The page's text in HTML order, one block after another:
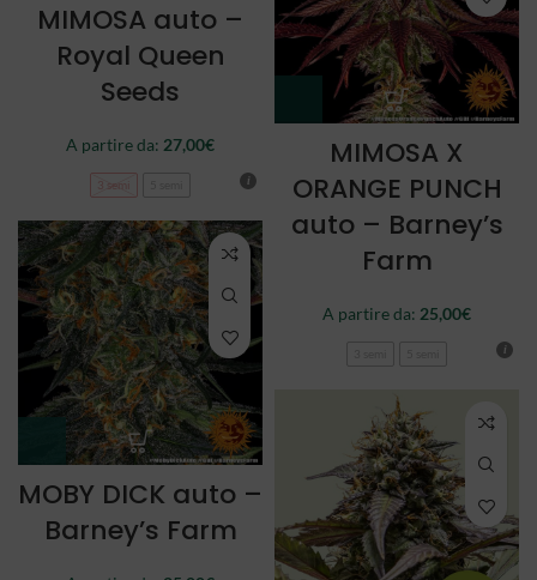
MIMOSA auto –
Royal Queen
Seeds
A partire da: 27,00€
3 semi
MIMOSA X
ORANGE PUNCH
auto – Barney’s
Farm
A partire da: 25,00€
MOBY DICK auto –
Barney’s Farm